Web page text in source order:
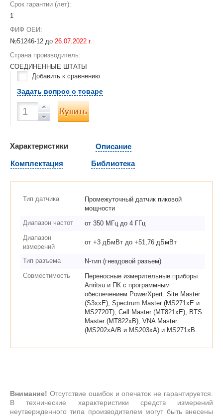
Срок гарантии (лет):
1
ФИФ ОЕИ:
№51246-12 до 26.07.2022 г.
Страна производитель:
СОЕДИНЕННЫЕ ШТАТЫ
Добавить к сравнению
Задать вопрос о товаре
Купить
Характеристики
Описание
Комплектация
Библиотека
Тип датчика
Промежуточный датчик пиковой
мощности
Диапазон частот
от 350 МГц до 4 ГГц
Диапазон
измерений
от +3 дБмВт до +51,76 дБмВт
Тип разъема
N-тип (гнездовой разъем)
Совместимость
Переносные измерительные приборы
Anritsu и ПК с программным
обеспечением PowerXpert. Site Master
(S3xxE), Spectrum Master (MS271xE и
MS2720T), Cell Master (MT821xE), BTS
Master (MT822xB), VNA Master
(MS202xA/B и MS203xA) и MS271xB.
Внимание! Отсутствие ошибок и опечаток не гарантируется.
В технические характеристики средств измерений
неутвержденного типа производителем могут быть внесены